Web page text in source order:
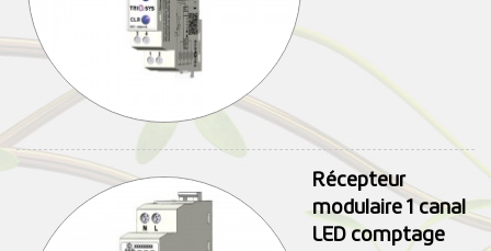
Récepteur
modulaire 1 canal
LED comptage